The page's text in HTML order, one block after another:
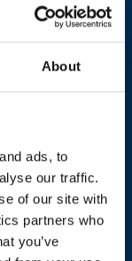
About
ads, to
our traffic.
of our site with
partners who
you’ve